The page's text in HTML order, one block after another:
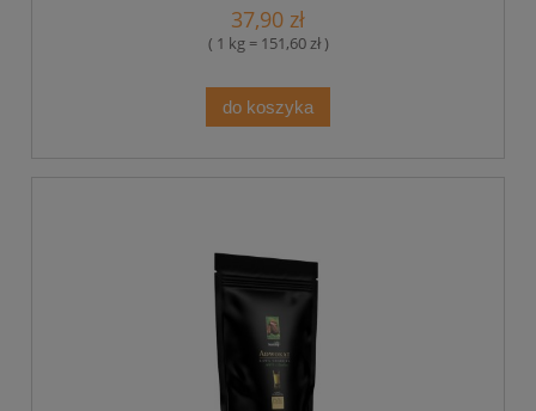
37,90 zł
( 1 kg = 151,60 zł )
do koszyka